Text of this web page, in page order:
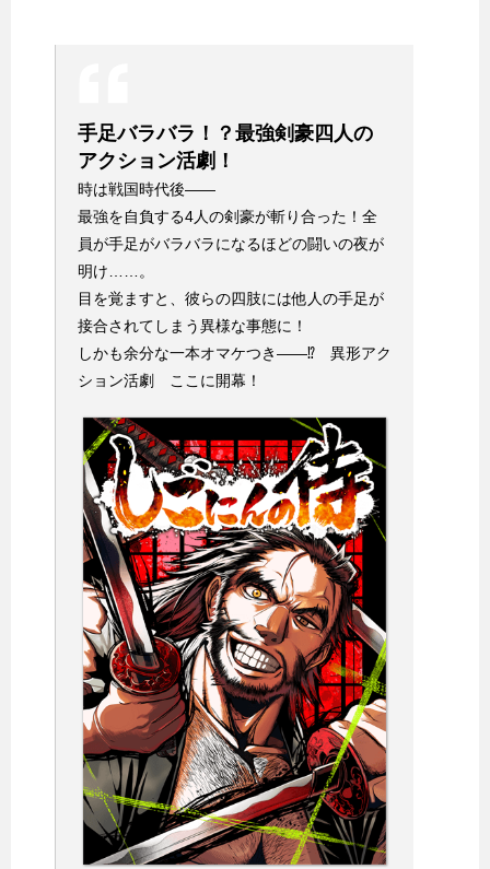
手足バラバラ！？最強剣豪四人の
アクション活劇！
時は戦国時代後――​
最強を自負する4人の剣豪が斬り合った！全
員が手足がバラバラになるほどの闘いの夜が
明け……。​
目を覚ますと、彼らの四肢には他人の手足が
接合されてしまう異様な事態に！​
しかも余分な一本オマケつき――⁉ 異形アク
ション活劇 ここに開幕！​